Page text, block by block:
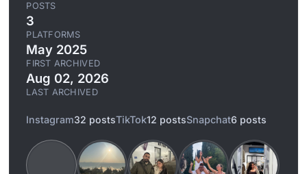
POSTS
3
PLATFORMS
May 2025
FIRST ARCHIVED
Aug 02, 2026
LAST ARCHIVED
Instagram32 postsTikTok12 postsSnapchat6 posts